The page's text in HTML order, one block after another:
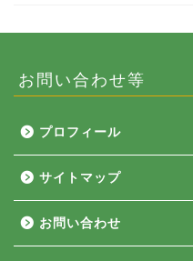
お問い合わせ等
プロフィール
サイトマップ
お問い合わせ